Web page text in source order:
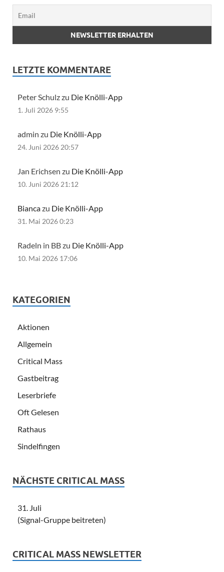
LETZTE KOMMENTARE
Peter Schulz zu Die Knölli-App
1. Juli 2026 9:55
admin zu Die Knölli-App
24. Juni 2026 20:57
Jan Erichsen zu Die Knölli-App
10. Juni 2026 21:12
Biancazu Die Knölli-App
31. Mai 2026 0:23
Radeln in BB zu Die Knölli-App
10. Mai 2026 17:06
KATEGORIEN
Aktionen
Allgemein
Critical Mass
Gastbeitrag
Leserbriefe
Oft Gelesen
Rathaus
Sindelfingen
NÄCHSTE CRITICAL MASS
31. Juli
(Signal-Gruppe beitreten)
CRITICAL MASS NEWSLETTER